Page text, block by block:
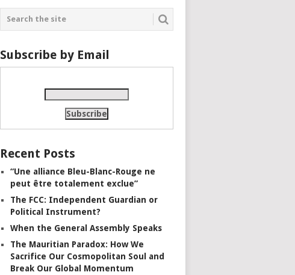
Subscribe by Email
Recent Posts
“Une alliance Bleu-Blanc-Rouge ne
peut être totalement exclue”
The FCC: Independent Guardian or
Political Instrument?
When the General Assembly Speaks
The Mauritian Paradox: How We
Sacrifice Our Cosmopolitan Soul and
Break Our Global Momentum